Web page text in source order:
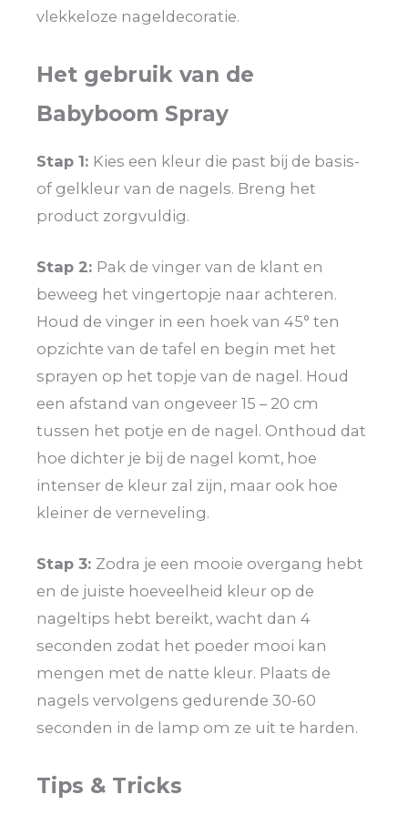
vlekkeloze nageldecoratie.
Het gebruik van de
Babyboom Spray
Stap 1: Kies een kleur die past bij de basis-
of gelkleur van de nagels. Breng het
product zorgvuldig.
Stap 2: Pak de vinger van de klant en
beweeg het vingertopje naar achteren.
Houd de vinger in een hoek van 45° ten
opzichte van de tafel en begin met het
sprayen op het topje van de nagel. Houd
een afstand van ongeveer 15 – 20 cm
tussen het potje en de nagel. Onthoud dat
hoe dichter je bij de nagel komt, hoe
intenser de kleur zal zijn, maar ook hoe
kleiner de verneveling.
Stap 3: Zodra je een mooie overgang hebt
en de juiste hoeveelheid kleur op de
nageltips hebt bereikt, wacht dan 4
seconden zodat het poeder mooi kan
mengen met de natte kleur. Plaats de
nagels vervolgens gedurende 30-60
seconden in de lamp om ze uit te harden.
Tips & Tricks